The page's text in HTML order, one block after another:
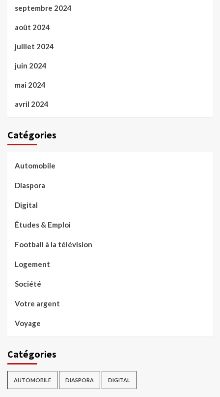
septembre 2024
août 2024
juillet 2024
juin 2024
mai 2024
avril 2024
Catégories
Automobile
Diaspora
Digital
Études & Emploi
Football à la télévision
Logement
Société
Votre argent
Voyage
Catégories
AUTOMOBILE DIASPORA DIGITAL